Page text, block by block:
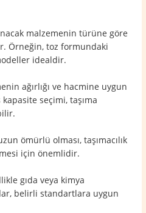
malzemenin türüne göre
Örneğin, toz formundaki
idealdir.
ağırlığı ve hacmine uygun
seçimi, taşıma
ömürlü olması, taşımacılık
için önemlidir.
gıda veya kimya
belirli standartlara uygun